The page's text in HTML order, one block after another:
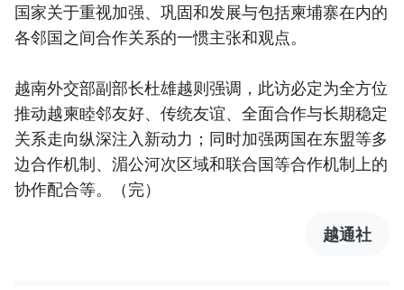
国家关于重视加强、巩固和发展与包括柬埔寨在内的
各邻国之间合作关系的一惯主张和观点。
越南外交部副部长杜雄越则强调，此访必定为全方位
推动越柬睦邻友好、传统友谊、全面合作与长期稳定
关系走向纵深注入新动力；同时加强两国在东盟等多
边合作机制、湄公河次区域和联合国等合作机制上的
协作配合等。（完）
越通社